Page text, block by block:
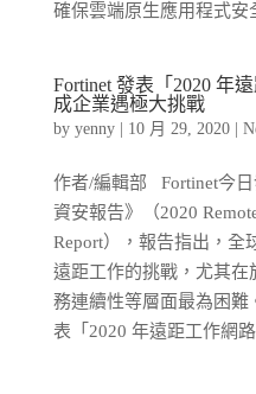
確保雲端原生應用程式安
Fortinet 發表「2020 年
成企業遇極大挑戰
by yenny| 10 月 29, 2020|
作者/編輯部 Fortinet今
資安報告》（2020
Report），報告指出，全
遠距工作的挑戰，尤其在
務連續性等層面最為困
表「2020 年遠距工作網